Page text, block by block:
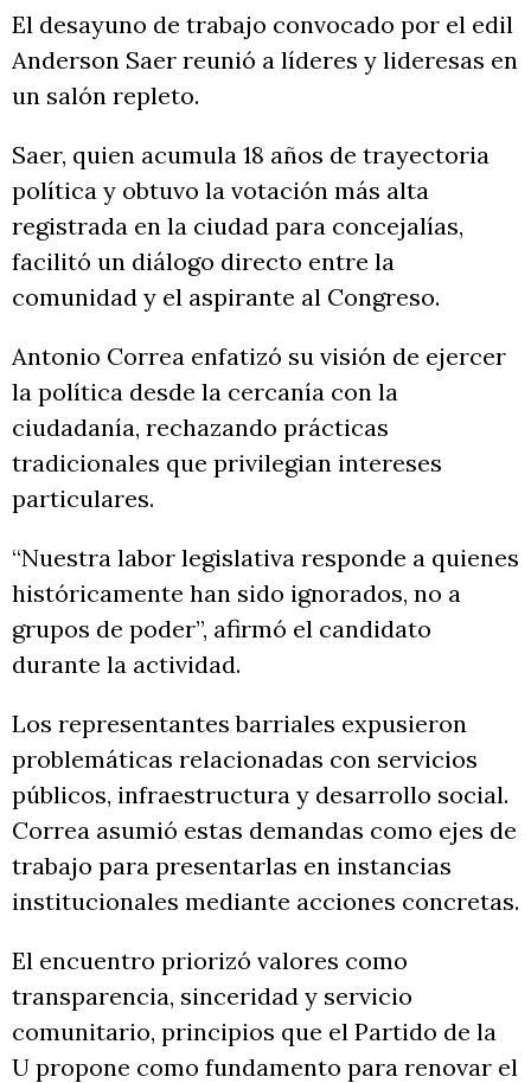
El desayuno de trabajo convocado por el edil
Anderson Saer reunió a líderes y lideresas en
un salón repleto.
Saer, quien acumula 18 años de trayectoria
política y obtuvo la votación más alta
registrada en la ciudad para concejalías,
facilitó un diálogo directo entre la
comunidad y el aspirante al Congreso.
Antonio Correa enfatizó su visión de ejercer
la política desde la cercanía con la
ciudadanía, rechazando prácticas
tradicionales que privilegian intereses
particulares.
“Nuestra labor legislativa responde a quienes
históricamente han sido ignorados, no a
grupos de poder”, afirmó el candidato
durante la actividad.
Los representantes barriales expusieron
problemáticas relacionadas con servicios
públicos, infraestructura y desarrollo social.
Correa asumió estas demandas como ejes de
trabajo para presentarlas en instancias
institucionales mediante acciones concretas.
El encuentro priorizó valores como
transparencia, sinceridad y servicio
comunitario, principios que el Partido de la
U propone como fundamento para renovar el